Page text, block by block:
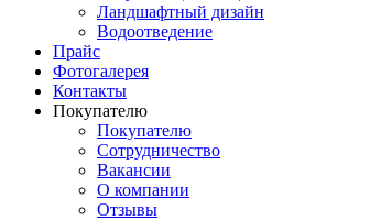
Ландшафтный дизайн
Водоотведение
Прайс
Фотогалерея
Контакты
Покупателю
Покупателю
Сотрудничество
Вакансии
О компании
Отзывы